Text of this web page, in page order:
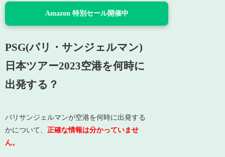
Amazon 特別セール開催中
PSG(パリ・サンジェルマン)
日本ツアー2023空港を何時に
出発する？
パリサンジェルマンが空港を何時に出発する
かについて、 正確な情報は分かっていませ
ん。